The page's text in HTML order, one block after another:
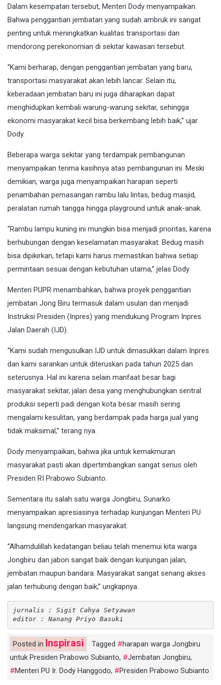
Dalam kesempatan tersebut, Menteri Dody menyampaikan.
Bahwa penggantian jembatan yang sudah ambruk ini sangat
penting untuk meningkatkan kualitas transportasi dan
mendorong perekonomian di sekitar kawasan tersebut.
“Kami berharap, dengan penggantian jembatan yang baru,
transportasi masyarakat akan lebih lancar. Selain itu,
keberadaan jembatan baru ini juga diharapkan dapat
menghidupkan kembali warung-warung sekitar, sehingga
ekonomi masyarakat kecil bisa berkembang lebih baik,” ujar
Dody.
Beberapa warga sekitar yang terdampak pembangunan
menyampaikan terima kasihnya atas pembangunan ini. Meski
demikian, warga juga menyampaikan harapan seperti
penambahan pemasangan rambu lalu lintas, bedug masjid,
peralatan rumah tangga hingga playground untuk anak-anak.
“Rambu lampu kuning ini mungkin bisa menjadi prioritas, karena
berhubungan dengan keselamatan masyarakat. Bedug masih
bisa dipikirkan, tetapi kami harus memastikan bahwa setiap
permintaan sesuai dengan kebutuhan utama,” jelas Dody
Menteri PUPR menambahkan, bahwa proyek penggantian
jembatan Jong Biru termasuk dalam usulan dan menjadi
Instruksi Presiden (Inpres) yang mendukung Program Inpres
Jalan Daerah (IJD).
“Kami sudah mengusulkan IJD untuk dimasukkan dalam Inpres
dan kami sarankan untuk diteruskan pada tahun 2025 dan
seterusnya. Hal ini karena selain manfaat besar bagi
masyarakat sekitar, jalan desa yang menghubungkan sentral
produksi seperti padi dengan kota besar masih sering
mengalami kesulitan, yang berdampak pada harga jual yang
tidak maksimal,” terang nya.
Dody menyampaikan, bahwa jika untuk kemakmuran
masyarakat pasti akan dipertimbangkan sangat serius oleh
Presiden RI Prabowo Subianto.
Sementara itu salah satu warga Jongbiru, Sunarko
menyampaikan apresiasinya terhadap kunjungan Menteri PU
langsung mendengarkan masyarakat.
“Alhamdulillah kedatangan beliau telah menemui kita warga
Jongbiru dan jabon sangat baik dengan kunjungan jalan,
jembatan maupun bandara. Masyarakat sangat senang akses
jalan terhubung dengan baik,” ungkapnya.
jurnalis : Sigit Cahya Setyawan
editor : Nanang Priyo Basuki
Posted in Inspirasi Tagged
harapan warga Jongbiru
untuk Presiden Prabowo Subianto, Jembatan Jongbiru,
Menteri PU Ir. Dody Hanggodo, Presiden Prabowo Subianto